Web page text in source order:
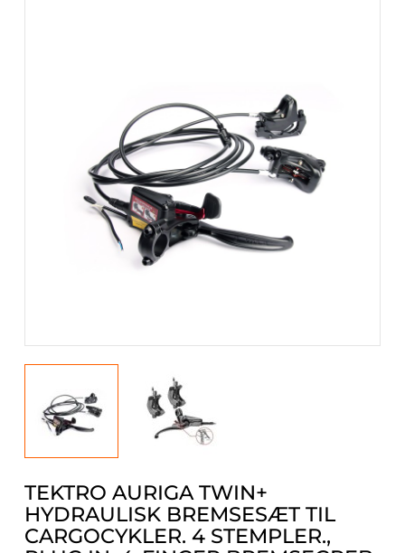
TEKTRO AURIGA TWIN+
HYDRAULISK BREMSESÆT TIL
CARGOCYKLER. 4 STEMPLER.,